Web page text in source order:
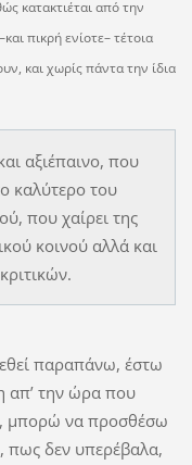
κατακτιέται από την
πικρή ενίοτε– τέτοια
και χωρίς πάντα την ίδια
αξιέπαινο, που
καλύτερο του
που χαίρει της
κοινού αλλά και
παραπάνω, έστω
απ’ την ώρα που
μπορώ να προσθέσω
πως δεν υπερέβαλα,